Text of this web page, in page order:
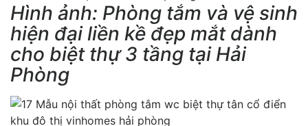
Hình ảnh: Phòng tắm và vệ sinh
hiện đại liền kề đẹp mắt dành
cho biệt thự 3 tầng tại Hải
Phòng